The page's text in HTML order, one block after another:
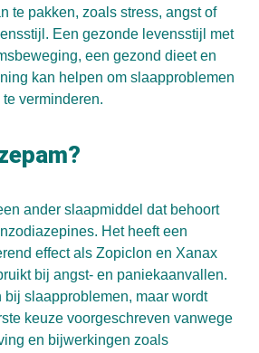
te pakken, zoals stress, angst of
Een gezonde levensstijl met
een gezond dieet en
kan helpen om slaapproblemen
verminderen.
ander slaapmiddel dat behoort
Het heeft een
effect als Zopiclon en Xanax
bij angst- en paniekaanvallen.
bij slaapproblemen, maar wordt
keuze voorgeschreven vanwege
en bijwerkingen zoals